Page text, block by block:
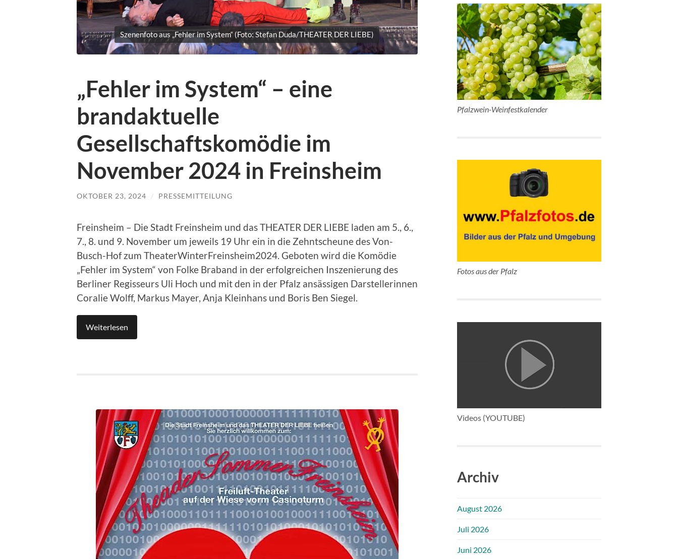
Szenenfoto aus „Fehler im System“ (Foto: Stefan Duda/THEATER DER LIEBE)
„Fehler im System“ – eine
brandaktuelle
Gesellschaftskomödie im
November 2024 in Freinsheim
OKTOBER 23, 2024 / PRESSEMITTEILUNG
Freinsheim – Die Stadt Freinsheim und das THEATER DER LIEBE laden am 5., 6.,
7., 8. und 9. November um jeweils 19 Uhr ein in die Zehntscheune des Von-
Busch-Hof zum TheaterWinterFreinsheim2024. Geboten wird die Komödie
„Fehler im System“ von Folke Braband in der erfolgreichen Inszenierung des
Berliner Regisseurs Uli Hoch und mit den in der Pfalz ansässigen Darstellerinnen
Coralie Wolff, Markus Mayer, Anja Kleinhans und Boris Ben Siegel.
Weiterlesen
Pfalzwein-Weinfestkalender
Fotos aus der Pfalz
Videos (YOUTUBE)
Archiv
August 2026
Juli 2026
Juni 2026